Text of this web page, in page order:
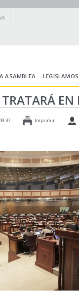
ASAMBLEA LEGISLAMOS
TRATARÁ
Imprimir